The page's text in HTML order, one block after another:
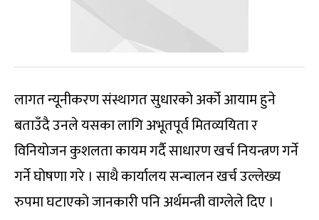
लागत न्यूनीकरण संस्थागत सुधारको अर्को आयाम हुने
बताउँदै उनले यसका लागि अभूतपूर्व मितव्ययिता र
विनियोजन कुशलता कायम गर्दै साधारण खर्च नियन्त्रण गर्ने
गर्ने घोषणा गरे । साथै कार्यालय सन्चालन खर्च उल्लेख्य
रुपमा घटाएको जानकारी पनि अर्थमन्त्री वाग्लेले दिए ।